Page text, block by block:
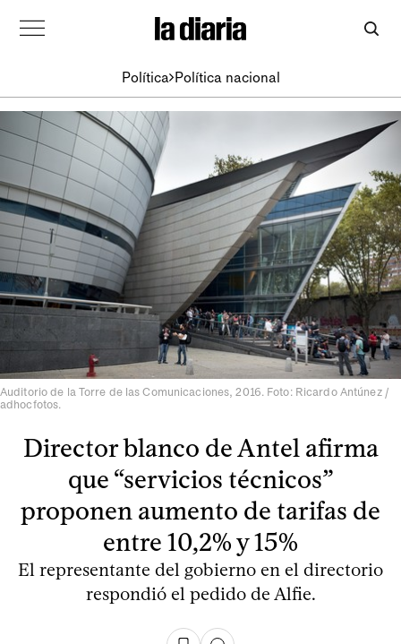
Política Política nacional
Auditorio de la Torre de las Comunicaciones, 2016. Foto: Ricardo Antúnez /
adhocfotos.
Director blanco de Antel afirma
que “servicios técnicos”
proponen aumento de tarifas de
entre 10,2% y 15%
El representante del gobierno en el directorio
respondió el pedido de Alfie.